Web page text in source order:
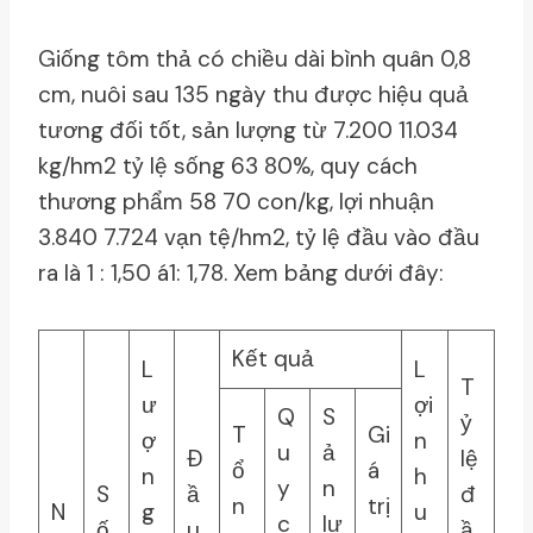
Giống tôm thả có chiều dài bình quân 0,8
cm, nuôi sau 135 ngày thu được hiệu quả
tương đối tốt, sản lượng từ 7.200 11.034
kg/hm2 tỷ lệ sống 63 80%, quy cách
thương phẩm 58 70 con/kg, lợi nhuận
3.840 7.724 vạn tệ/hm2, tỷ lệ đầu vào đầu
ra là 1 : 1,50 á1: 1,78. Xem bảng dưới đây:
N
S
L
ư
ợ
n
g
Ð
ầ
Kết quả
L
ợi
n
h
u
T
ỷ
lệ
đ
T
ổ
n
Q
u
y
c
S
ả
n
lư
Gi
á
trị